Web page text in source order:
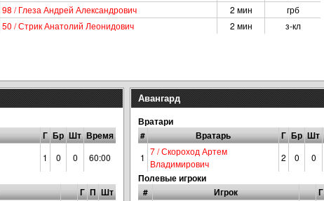
98 / Глеза Андрей Александрович 2 мин
грб
50 / Стрик Анатолий Леонидович 2 мин з-кл
Г Бр Шт Время
1 0 0 60:00
Г П Шт
Авангард
Вратари
#
Вратарь Г Бр Шт
1
7 / Скороход Артем
Владимирович
2 0 0
Полевые игроки
#
Игрок Г